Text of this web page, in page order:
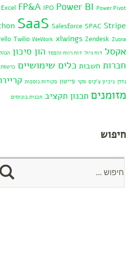
Excel FP&A IPO Power BI Power Pivot
SaaS Salesforce SPAC Stripe
Twilio WeWork xlwings Zendesk Zuora
אקסל דוח גיול דוח רווח והפסד הון סיכון
חברות חשבות כלים שימושיים כרטסת
נדלן ניכיון צ'קים סקר פייטון פקודות נוספות
מזומנים תכנון תקציב תכנית בונוסים
חיפוש